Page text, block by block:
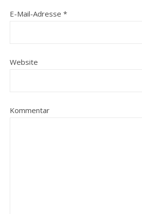
E-Mail-Adresse *
Website
Kommentar